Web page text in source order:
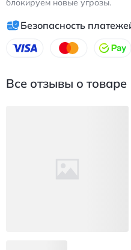
блокируем новые угрозы.
Безопасность
Все отзывы о товаре